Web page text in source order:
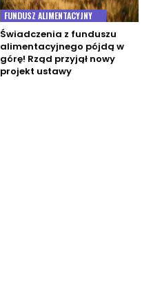
FUNDUSZ ALIMENTACYJNY
Świadczenia z funduszu
alimentacyjnego pójdą w
górę! Rząd przyjął nowy
projekt ustawy